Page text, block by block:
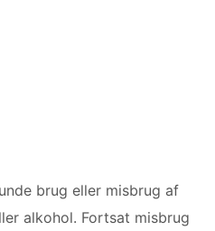
brug eller misbrug af
alkohol. Fortsat misbrug